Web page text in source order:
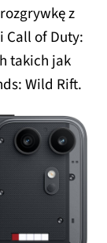
z
Call of Duty:
takich jak
Wild Rift.